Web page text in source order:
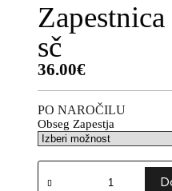
sč
36.00€
PO NAROČILU
Obseg Zapestja